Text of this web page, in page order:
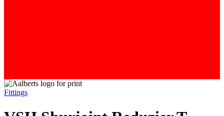
Fittings